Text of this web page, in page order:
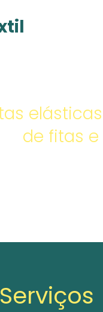
de fitas
Serviços